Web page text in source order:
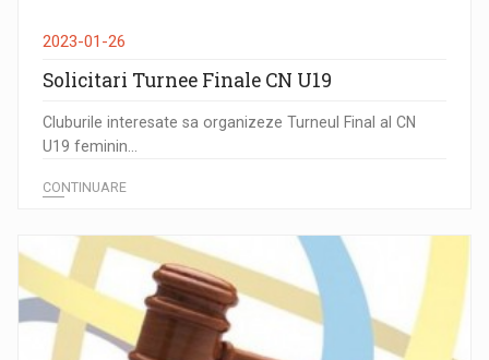
2023-01-26
Solicitari Turnee Finale CN U19
Cluburile interesate sa organizeze Turneul Final al CN
U19 feminin...
CONTINUARE